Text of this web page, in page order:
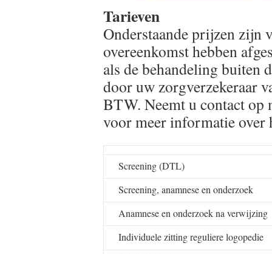
Tarieven
Onderstaande prijzen zijn
overeenkomst hebben
als de behandeling buiten
door uw zorgverzekeraar
BTW. Neemt u contact op
voor meer informatie over
Screening (DTL)
Screening, anamnese en onderzoek
Anamnese en onderzoek na verwijzing
Individuele zitting reguliere logopedie